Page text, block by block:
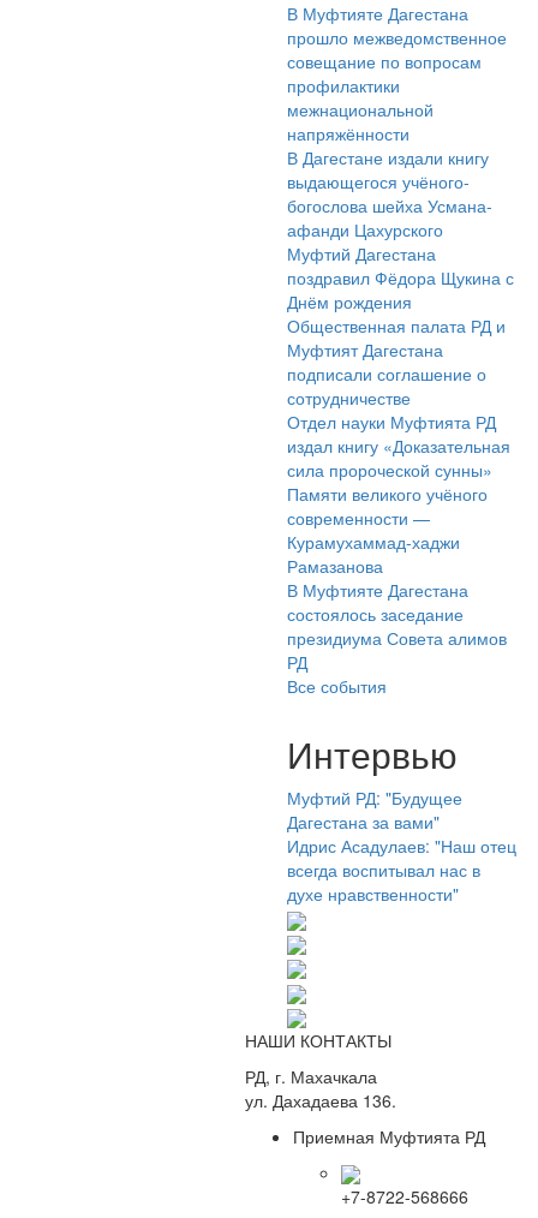
В Муфтияте Дагестана
прошло межведомственное
совещание по вопросам
профилактики
межнациональной
напряжённости
В Дагестане издали книгу
выдающегося учёного-
богослова шейха Усмана-
афанди Цахурского
Муфтий Дагестана
поздравил Фёдора Щукина с
Днём рождения
Общественная палата РД и
Муфтият Дагестана
подписали соглашение о
сотрудничестве
Отдел науки Муфтията РД
издал книгу «Доказательная
сила пророческой сунны»
Памяти великого учёного
современности —
Курамухаммад-хаджи
Рамазанова
В Муфтияте Дагестана
состоялось заседание
президиума Совета алимов
РД
Все события
Интервью
Муфтий РД: "Будущее
Дагестана за вами"
Идрис Асадулаев: "Наш отец
всегда воспитывал нас в
духе нравственности"
НАШИ КОНТАКТЫ
РД, г. Махачкала
ул. Дахадаева 136.
Приемная Муфтията РД
+7-8722-568666